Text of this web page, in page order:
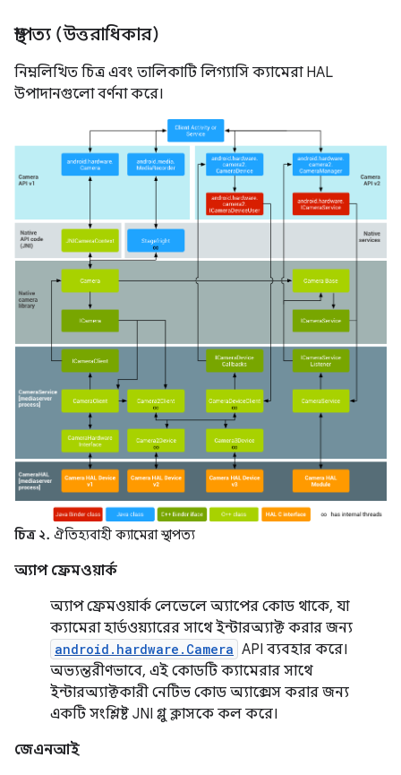
স্থাপত্য (উত্তরাধিকার)
নিম্নলিখিত চিত্র এবং তালিকাটি লিগ্যাসি ক্যামেরা HAL
উপাদানগুলো বর্ণনা করে।
চিত্র ২. ঐতিহ্যবাহী ক্যামেরা স্থাপত্য
অ্যাপ ফ্রেমওয়ার্ক
অ্যাপ ফ্রেমওয়ার্ক লেভেলে অ্যাপের কোড থাকে, যা
ক্যামেরা হার্ডওয়্যারের সাথে ইন্টারঅ্যাক্ট করার জন্য
android.hardware.Camera API ব্যবহার করে।
অভ্যন্তরীণভাবে, এই কোডটি ক্যামেরার সাথে
ইন্টারঅ্যাক্টকারী নেটিভ কোড অ্যাক্সেস করার জন্য
একটি সংশ্লিষ্ট JNI গ্লু ক্লাসকে কল করে।
জেএনআই